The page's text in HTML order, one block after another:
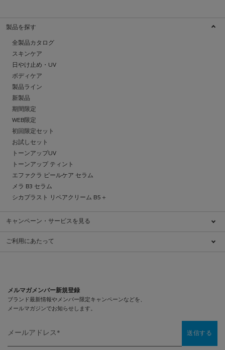
製品を探す
全製品カタログ
スキンケア
日やけ止め・UV
ボディケア
製品ライン
新製品
期間限定
WEB限定
初回限定セット
お試しセット
トーンアップUV
トーンアップ ティント
エファクラ ピールケア セラム
メラ B3 セラム
シカプラスト リペアクリーム B5＋
キャンペーン・サービスを見る
キャンペーン一覧
ショッピングガイド
メンバーシッププログラム
ご利用にあたって
プライバシーポリシー
プライバシーポリシー（医療従事者向け）
お問い合わせ
サイトマップ
メルマガメンバー新規登録
メールアドレス * 送信する